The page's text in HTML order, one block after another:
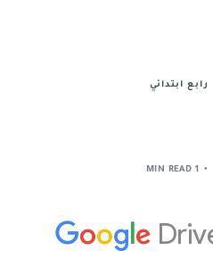
رابع ابتدائي
1 MIN READ